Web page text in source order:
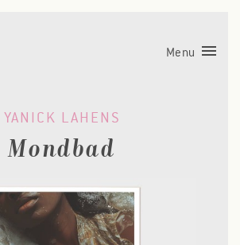
Menu
YANICK LAHENS
Mondbad